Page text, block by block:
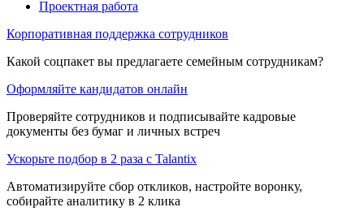
Проектная работа
Корпоративная поддержка сотрудников
Какой соцпакет вы предлагаете семейным сотрудникам?
Оформляйте кандидатов онлайн
Проверяйте сотрудников и подписывайте кадровые
документы без бумаг и личных встреч
Ускорьте подбор в 2 раза с Talantix
Автоматизируйте сбор откликов, настройте воронку,
собирайте аналитику в 2 клика